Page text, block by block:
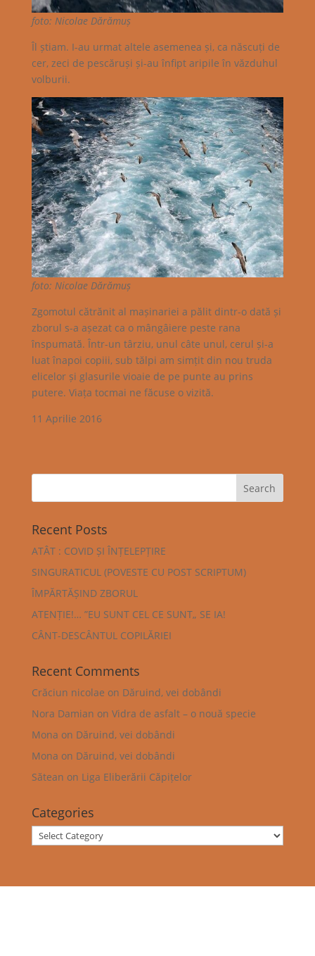
foto: Nicolae Dărămuș
Îl știam. I-au urmat altele asemenea și, ca născuți de
cer, zeci de pescăruși și-au înfipt aripile în văzduhul
volburii.
foto: Nicolae Dărămuș
Zgomotul cătrănit al mașinariei a pălit dintr-o dată și
zborul s-a așezat ca o mângâiere peste rana
înspumată. Într-un târziu, unul câte unul, cerul și-a
luat înapoi copiii, sub tălpi am simțit din nou truda
elicelor și glasurile vioaie de pe punte au prins
putere. Viața tocmai ne făcuse o vizită.
11 Aprilie 2016
Recent Posts
ATÂT : COVID ȘI ÎNȚELEPȚIRE
SINGURATICUL (POVESTE CU POST SCRIPTUM)
ÎMPĂRTĂȘIND ZBORUL
ATENȚIE!… ”EU SUNT CEL CE SUNT„ SE IA!
CÂNT-DESCÂNTUL COPILĂRIEI
Recent Comments
Crăciun nicolae on Dăruind, vei dobândi
Nora Damian on Vidra de asfalt – o nouă specie
Mona on Dăruind, vei dobândi
Mona on Dăruind, vei dobândi
Sătean on Liga Eliberării Căpițelor
Categories
Categories